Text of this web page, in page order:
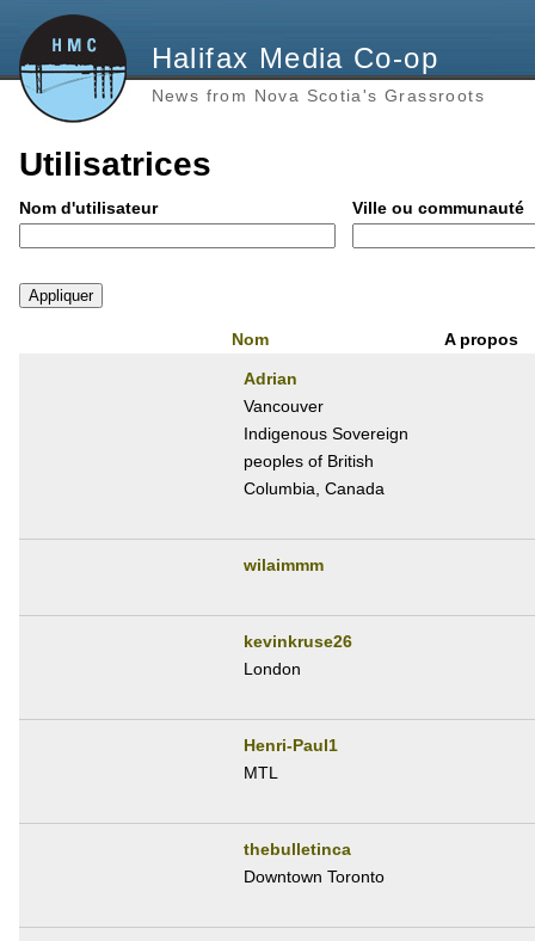
Halifax Media Co-op
News from Nova Scotia's Grassroots
Utilisatrices
Nom d'utilisateur Ville ou communauté
Nom A propos
Adrian
Vancouver
Indigenous Sovereign
peoples of British
Columbia, Canada
wilaimmm
kevinkruse26
London
Henri-Paul1
MTL
thebulletinca
Downtown Toronto